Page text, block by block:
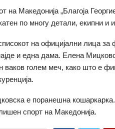
на Македонија „Благоја
по многу детали, екипни и
на официјални лица
и една дама. Елена
ваков голем меч, како што е
е поранешна
спорт на Македонија.